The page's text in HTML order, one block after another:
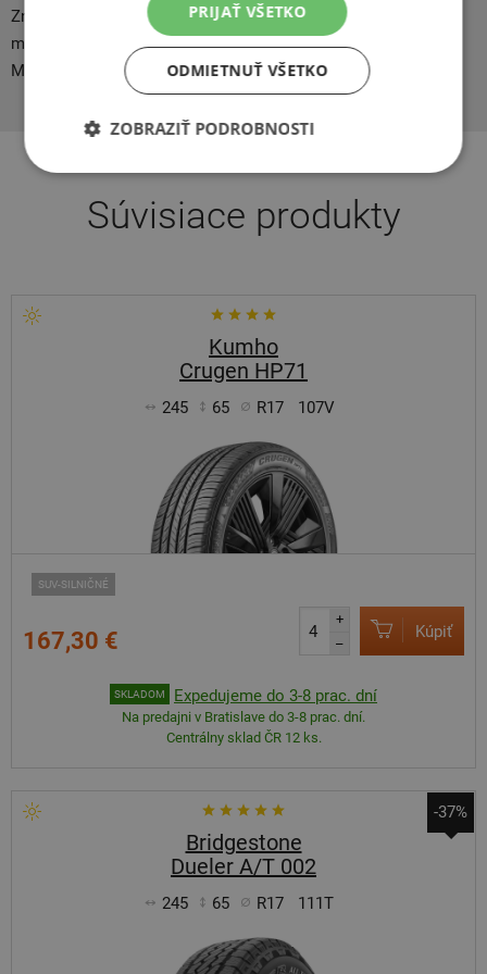
Znalci vedia, že firma Michelin vydáva pre cestovateľov tiež
mapy, turistické sprievodca, atlasy a počítačové produkty.
Michelin - špičková kvalita pneu s dlhou tradíciou.
Súvisiace produkty
Kumho
Crugen HP71
245 65 R17 107V
SUV-SILNIČNÉ
167,30 €
+
–
Kúpiť
SKLADOM Expedujeme do 3-8 prac. dní
Na predajni v Bratislave do 3-8 prac. dní.
Centrálny sklad ČR 12 ks.
-37%
Bridgestone
Dueler A/T 002
245 65 R17 111T
PRIJAŤ VŠETKO
ODMIETNUŤ VŠETKO
ZOBRAZIŤ PODROBNOSTI